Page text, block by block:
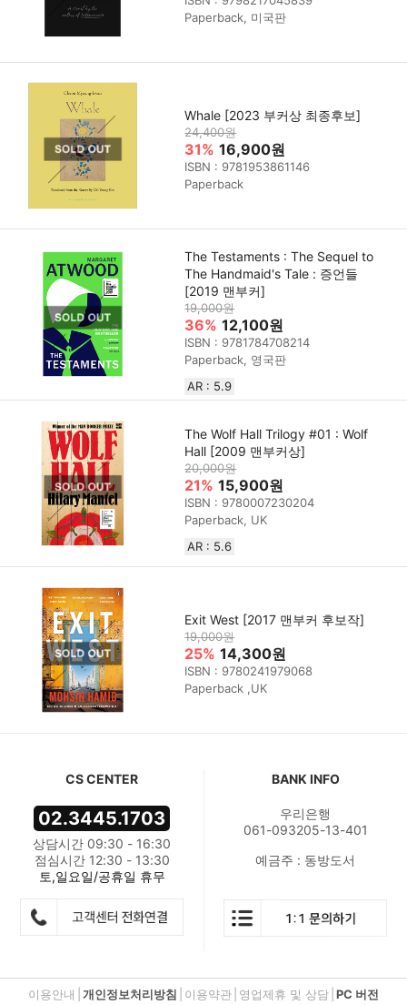
Paperback, 미국판
Whale [2023 부커상 최종후보]
24,400원
31% 16,900원
ISBN : 9781953861146
Paperback
The Testaments : The Sequel to
The Handmaid's Tale : 증언들
[2019 맨부커]
19,000원
36% 12,100원
ISBN : 9781784708214
Paperback, 영국판
AR : 5.9
The Wolf Hall Trilogy #01 : Wolf
Hall [2009 맨부커상]
20,000원
21% 15,900원
ISBN : 9780007230204
Paperback, UK
AR : 5.6
Exit West [2017 맨부커 후보작]
19,000원
25% 14,300원
ISBN : 9780241979068
Paperback ,UK
CS CENTER
02.3445.1703
상담시간 09:30 - 16:30
점심시간 12:30 - 13:30
토,일요일/공휴일 휴무
BANK INFO
우리은행
061-093205-13-401
예금주 : 동방도서
이용안내 개인정보처리방침 이용약관 영업제휴 및 상담 PC 버전